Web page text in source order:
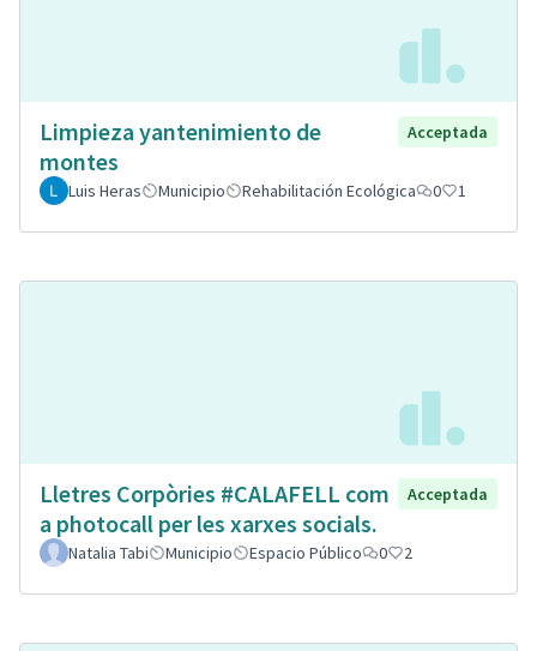
Limpieza yantenimiento de
montes
Acceptada
Luis Heras Municipio Rehabilitación Ecológica 0 1
Lletres Corpòries #CALAFELL com
a photocall per les xarxes socials.
Acceptada
Natalia Tabi Municipio Espacio Público 0 2